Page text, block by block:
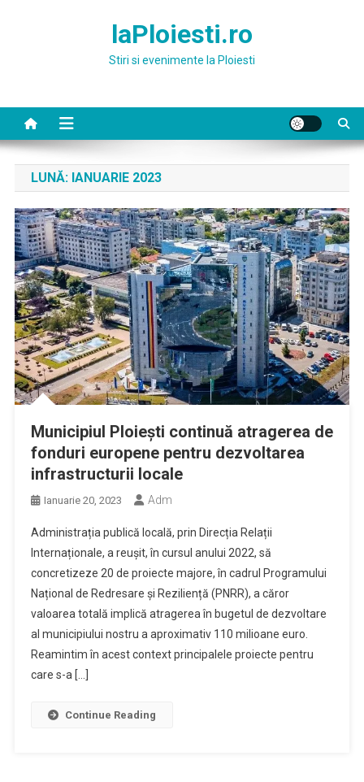
laPloiesti.ro
Stiri si evenimente la Ploiesti
LUNĂ: IANUARIE 2023
Municipiul Ploiești continuă atragerea de
fonduri europene pentru dezvoltarea
infrastructurii locale
Ianuarie 20, 2023 Adm
Administrația publică locală, prin Direcția Relații
Internaționale, a reușit, în cursul anului 2022, să
concretizeze 20 de proiecte majore, în cadrul Programului
Național de Redresare și Reziliență (PNRR), a căror
valoarea totală implică atragerea în bugetul de dezvoltare
al municipiului nostru a aproximativ 110 milioane euro.
Reamintim în acest context principalele proiecte pentru
care s-a […]
Continue Reading